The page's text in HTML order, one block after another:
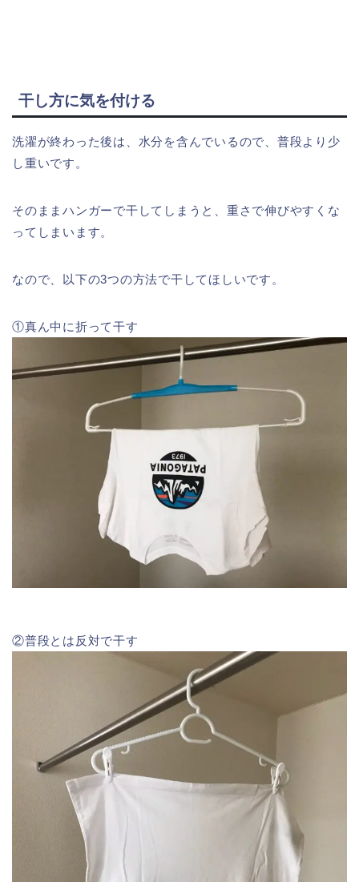
干し方に気を付ける
洗濯が終わった後は、水分を含んでいるので、普段より少
し重いです。
そのままハンガーで干してしまうと、重さで伸びやすくな
ってしまいます。
なので、以下の3つの方法で干してほしいです。
①真ん中に折って干す
②普段とは反対で干す